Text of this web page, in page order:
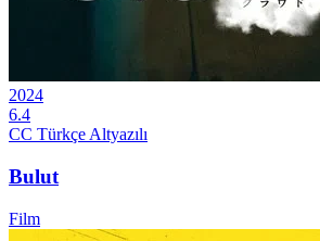
2024
6.4
CC Türkçe Altyazılı
Bulut
Film